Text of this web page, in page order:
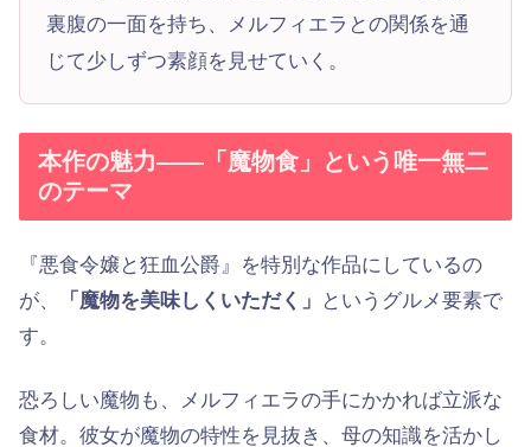
裏腹の一面を持ち、メルフィエラとの関係を通
じて少しずつ素顔を見せていく。
本作の魅力——「魔物食」という唯一無二
のテーマ
『悪食令嬢と狂血公爵』を特別な作品にしているの
が、
「魔物を美味しくいただく」
というグルメ要素で
す。
恐ろしい魔物も、メルフィエラの手にかかれば立派な
食材。彼女が魔物の特性を見抜き、母の知識を活かし